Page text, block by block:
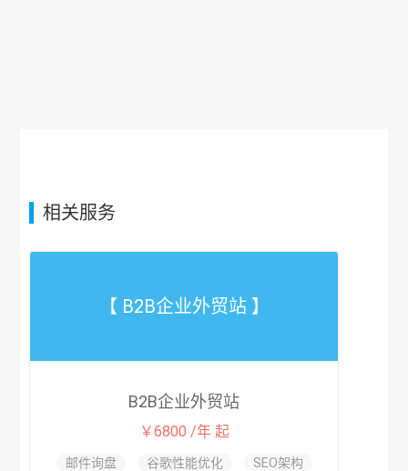
相关服务
【 B2B企业外贸站 】
B2B企业外贸站
￥6800 /年 起
邮件询盘 谷歌性能优化 SEO架构